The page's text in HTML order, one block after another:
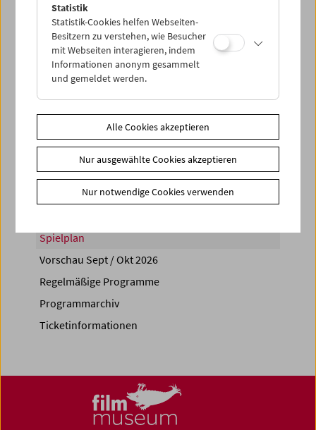
PROGRAMM ÜBERBLICK
Share on
Spielplan
Vorschau Sept / Okt 2026
Regelmäßige Programme
Programmarchiv
Ticketinformationen
Statistik
Statistik-Cookies helfen Webseiten-
Besitzern zu verstehen, wie Besucher
mit Webseiten interagieren, indem
Informationen anonym gesammelt
und gemeldet werden.
Alle Cookies akzeptieren
Nur ausgewählte Cookies akzeptieren
Nur notwendige Cookies verwenden